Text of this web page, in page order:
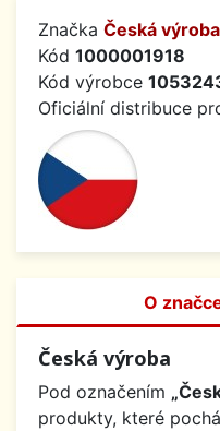
Značka Česká výroba
Kód 1000001918
Kód výrobce
Oficiální distribuce
O
Česká výroba
Pod označením
produkty, které